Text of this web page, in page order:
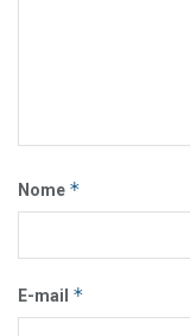
Nome *
E-mail *